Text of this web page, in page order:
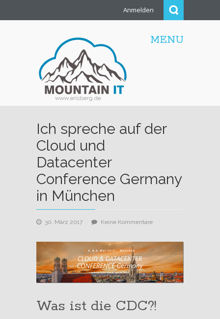
Anmelden
MENU
Ich spreche auf der
Cloud und
Datacenter
Conference Germany
in München
30. März 2017 Keine Kommentarezu
spreche
der
Cloud
und
Conference
Germany
Was ist die CDC?!